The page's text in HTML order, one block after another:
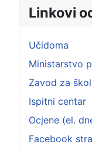
Linkovi
Učidoma
Ministarstvo
Zavod za
Ispitni centar
Ocjene (el.
Facebook